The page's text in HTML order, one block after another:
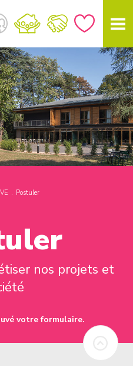
Postuler
nos projets et
votre formulaire.